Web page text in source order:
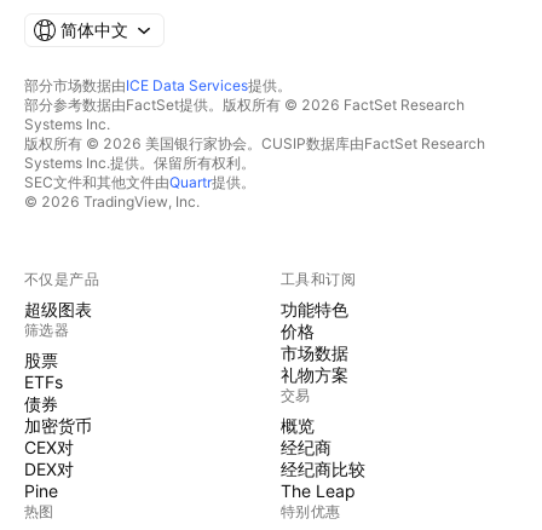
简体中文
部分市场数据由ICE Data Services提供。
部分参考数据由FactSet提供。版权所有 © 2026 FactSet Research
Systems Inc.
版权所有 © 2026 美国银行家协会。CUSIP数据库由FactSet Research
Systems Inc.提供。保留所有权利。
SEC文件和其他文件由Quartr提供。
© 2026 TradingView, Inc.
不仅是产品
超级图表
筛选器
股票
ETFs
债券
加密货币
CEX对
DEX对
Pine
热图
工具和订阅
功能特色
价格
市场数据
礼物方案
交易
概览
经纪商
经纪商比较
The Leap
特别优惠